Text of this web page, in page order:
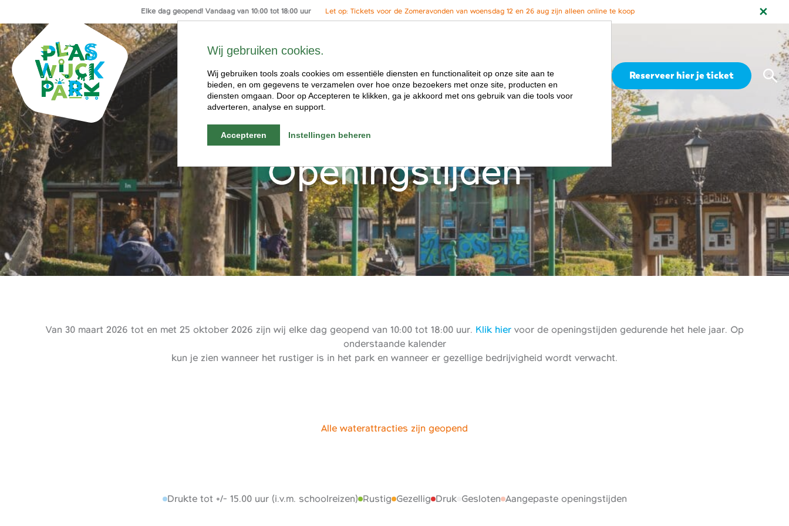
Elke dag geopend! Vandaag van 10:00 tot 18:00 uur Let op: Tickets voor de Zomeravonden van woensdag 12 en 26 aug zijn alleen online te koop
Ga
naar
de
inhoud
Reserveer hier je ticket
Openingstijden
Van 30 maart 2026 tot en met 25 oktober 2026 zijn wij elke dag geopend van 10:00 tot 18:00 uur. Klik hiervoor de openingstijden gedurende het hele jaar. Op
onderstaande kalender
kun je zien wanneer het rustiger is in het park en wanneer er gezellige bedrijvigheid wordt verwacht.
Alle waterattracties zijn geopend
Aangepaste openingstijden
Druk
Drukte tot +/- 15.00 uur (i.v.m. schoolreizen) Gesloten
Gezellig
Rustig
Wij gebruiken cookies.
Wij gebruiken tools zoals cookies om essentiële diensten en functionaliteit op onze site aan te
bieden, en om gegevens te verzamelen over hoe onze bezoekers met onze site, producten en
diensten omgaan. Door op Accepteren te klikken, ga je akkoord met ons gebruik van die tools voor
adverteren, analyse en support.
Accepteren Instellingen beheren